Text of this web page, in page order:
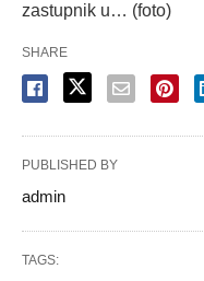
zastupnik u… (foto)
SHARE
PUBLISHED BY
admin
TAGS: